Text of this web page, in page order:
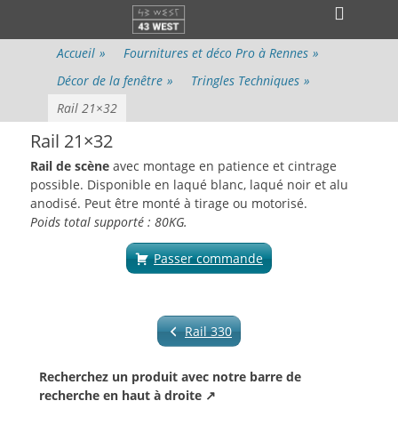
Menu principal
contenu
l’en-
Accueil » Fournitures et déco Pro à Rennes »
Décor de la fenêtre » Tringles Techniques »
Rail 21×32
Rail 21×32
Rail de scène avec montage en patience et cintrage
possible. Disponible en laqué blanc, laqué noir et alu
anodisé. Peut être monté à tirage ou motorisé.
Poids total supporté : 80KG.
Passer commande
Rail 330
Recherchez un produit avec notre barre de
recherche en haut à droite ↗